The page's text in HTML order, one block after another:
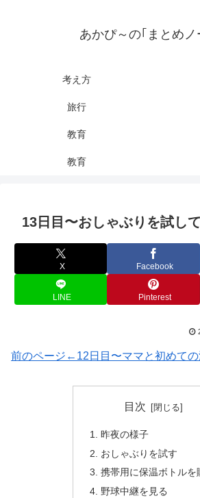
あかぴ～の｢まとめノ
考え方
旅行
教育
教育
13日目〜おしゃぶりを試し
X Facebook
LINE Pinterest
前のページ←12日目〜ママと初めての
目次
昨夜の様子
おしゃぶりを試す
携帯用に保温ボトルを
野球中継を見る